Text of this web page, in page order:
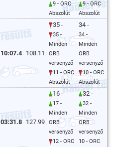
9 - ORC
Abszolút
9 - ORC
Abszolút
10:07.4 108.11
35 -
35 -
Minden
ORB
versenyző
11 - ORC
Abszolút
34 -
34 -
Minden
ORB
versenyző
10 - ORC
Abszolút
03:31.8 127.99
16 -
17 -
Minden
ORB
versenyző
12 - ORC
32 -
32 -
Minden
ORB
versenyző
10 - ORC